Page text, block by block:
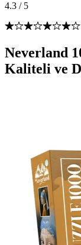
4.3 / 5
Neverland
Kaliteli ve